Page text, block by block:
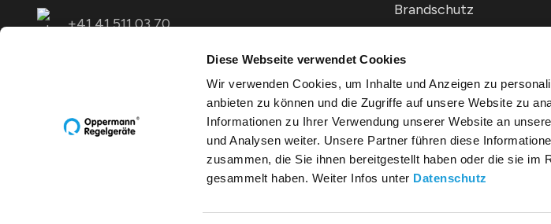
Diese Webseite verwendet Cookies
Wir verwenden Cookies, um Inhalte und Anzeigen zu
anbieten zu können und die Zugriffe auf unsere Website zu
Informationen zu Ihrer Verwendung unserer Website an
und Analysen weiter. Unsere Partner führen diese
zusammen, die Sie ihnen bereitgestellt haben oder die sie im
gesammelt haben. Weiter Infos unter Datenschutz
+41 41 511 03 70
Brandschutz